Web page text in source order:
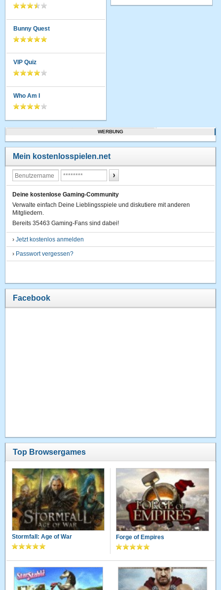
Bunny Quest
VIP Quiz
Who Am I
WERBUNG
Mein kostenlosspielen.net
Deine kostenlose Gaming-Community
Verwalte einfach Deine Lieblingsspiele und diskutiere mit anderen
Mitgliedern.
Bereits 35463 Gaming-Fans sind dabei!
›Jetzt kostenlos anmelden
› Passwort vergessen?
Facebook
Top Browsergames
Stormfall: Age of War Forge of Empires